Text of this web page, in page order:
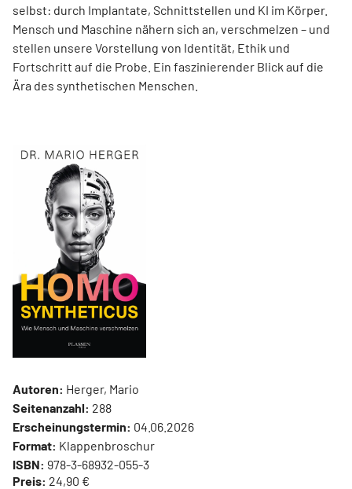
selbst: durch Implantate, Schnittstellen und KI im Körper.
Mensch und Maschine nähern sich an, verschmelzen – und
stellen unsere Vorstellung von Identität, Ethik und
Fortschritt auf die Probe. Ein faszinierender Blick auf die
Ära des synthetischen Menschen.
Autoren: Herger, Mario
Seitenanzahl: 288
Erscheinungstermin: 04.06.2026
Format: Klappenbroschur
ISBN: 978-3-68932-055-3
Preis: 24,90 €